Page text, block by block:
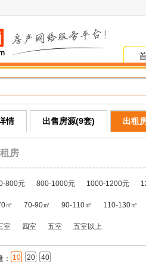
情 出售房源(9套) 出租
租房
800元 800-1000元 1000-1200元
㎡ 70-90㎡ 90-110㎡ 110-130㎡
室 四室 五室 五室以上
10 20 40